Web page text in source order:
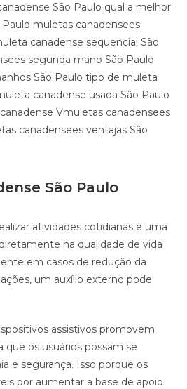
São Paulo qual a melhor
muletas canadensees
canadense sequencial São
segunda mano São Paulo
São Paulo tipo de muleta
canadense usada São Paulo
Vmuletas canadensees
canadensees ventajas São
São Paulo
atividades cotidianas é uma
na qualidade de vida
em casos de redução da
um auxílio externo pode
assistivos promovem
que os usuários possam se
e segurança. Isso porque os
por aumentar a base de apoio